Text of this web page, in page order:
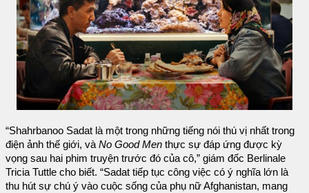
“Shahrbanoo Sadat là một trong những tiếng nói thú vị nhất trong
điện ảnh thế giới, và No Good Men thực sự đáp ứng được kỳ
vọng sau hai phim truyện trước đó của cô,” giám đốc Berlinale
Tricia Tuttle cho biết. “Sadat tiếp tục công việc có ý nghĩa lớn là
thu hút sự chú ý vào cuộc sống của phụ nữ Afghanistan, mang